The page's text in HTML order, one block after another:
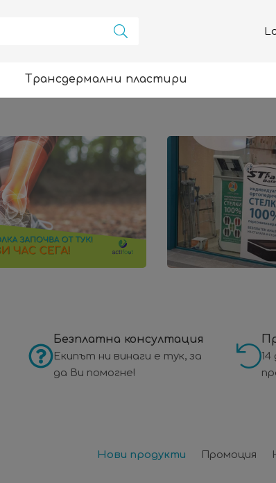
Трансдермални пластири
Безплатна консултация
Екипът ни винаги е тук, за
да Ви помогне!
Нови продукти Промоция